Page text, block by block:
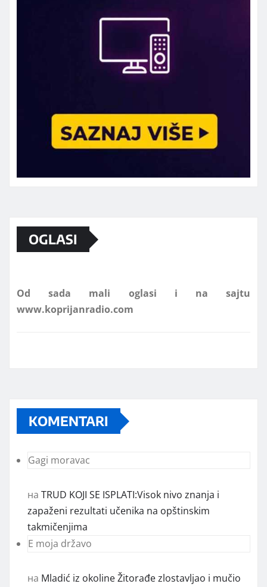
OGLASI
KOMENTARI
Gagi moravac
на TRUD KOJI SE ISPLATI:Visok nivo znanja i
zapaženi rezultati učenika na opštinskim
takmičenjima
E moja državo
на Mladić iz okoline Žitorađe zlostavljao i mučio